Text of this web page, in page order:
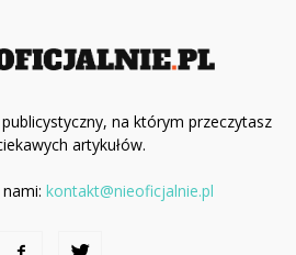
na którym przeczytasz
artykułów.
kontakt@nieoficjalnie.pl